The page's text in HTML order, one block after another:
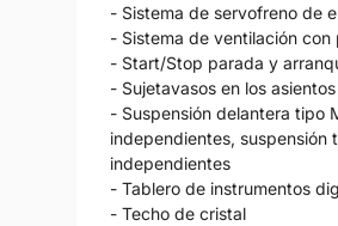
- Sistema de servofreno de
- Sistema de ventilación
- Start/Stop parada y
- Sujetavasos en los
- Suspensión delantera tipo
independientes, suspensión
independientes
- Tablero de instrumentos
- Techo de cristal